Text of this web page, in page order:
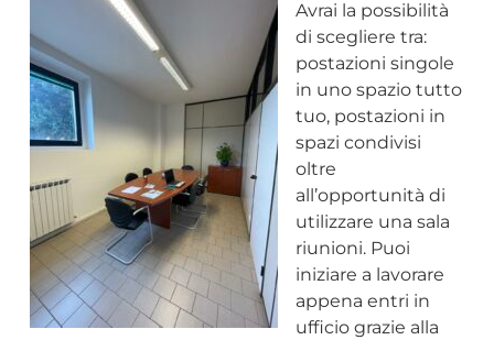
Avrai la possibilità
di scegliere tra:
postazioni singole
in uno spazio tutto
tuo, postazioni in
spazi condivisi
oltre
all’opportunità di
utilizzare una sala
riunioni. Puoi
iniziare a lavorare
appena entri in
ufficio grazie alla